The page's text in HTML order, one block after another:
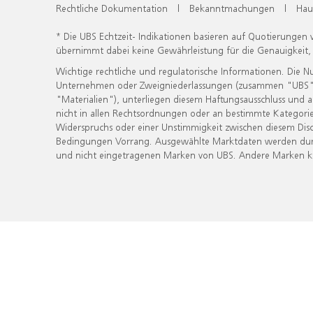
Rechtliche Dokumentation | Bekanntmachungen |
* Die UBS Echtzeit- Indikationen basieren auf
übernimmt dabei keine Gewährleistung für die
Wichtige rechtliche und regulatorische Informationen. Die
Unternehmen oder Zweigniederlassungen (zusammen
"Materialien"), unterliegen diesem Haftungsausschluss
nicht in allen Rechtsordnungen oder an bestimmte
Widerspruchs oder einer Unstimmigkeit zwischen diesem
Bedingungen Vorrang. Ausgewählte Marktdaten werden
und nicht eingetragenen Marken von UBS. Andere Marken